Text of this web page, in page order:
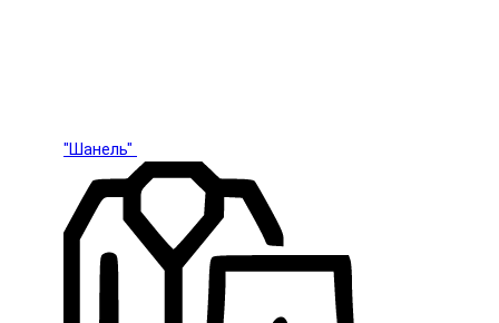
"Шанель"